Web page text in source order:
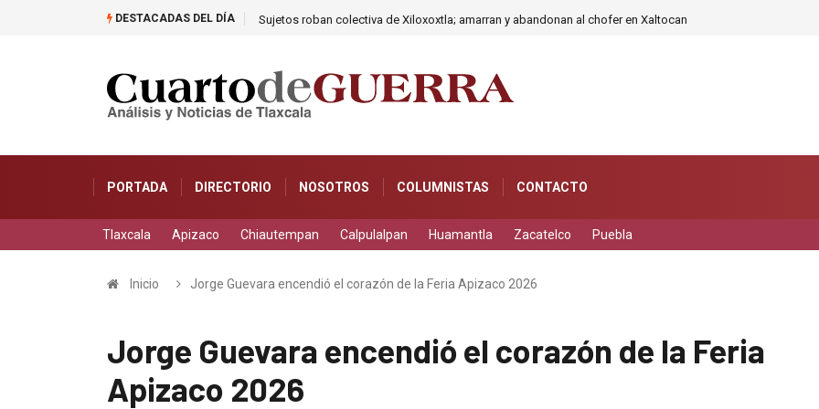
DESTACADAS DEL DÍA Sujetos roban colectiva de Xiloxoxtla; amarran y abandonan al chofer en Xaltocan
PORTADA DIRECTORIO NOSOTROS COLUMNISTAS CONTACTO
Tlaxcala Apizaco Chiautempan Calpulalpan Huamantla Zacatelco Puebla
Inicio Jorge Guevara encendió el corazón de la Feria Apizaco 2026
Jorge Guevara encendió el corazón de la Feria
Apizaco 2026